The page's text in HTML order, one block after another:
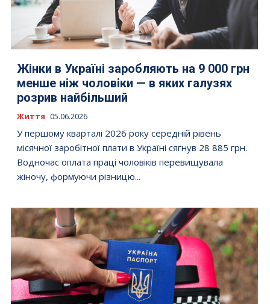
Жінки в Україні заробляють на 9 000 грн
менше ніж чоловіки — в яких галузях
розрив найбільший
Життя 05.06.2026
У першому кварталі 2026 року середній рівень
місячної заробітної плати в Україні сягнув 28 885 грн.
Водночас оплата праці чоловіків перевищувала
жіночу, формуючи різницю...